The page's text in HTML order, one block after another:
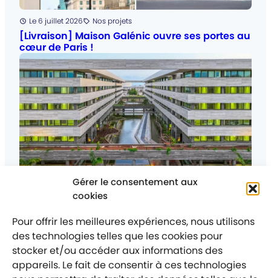
Gérer le consentement aux
cookies
Pour offrir les meilleures expériences, nous utilisons
des technologies telles que les cookies pour
stocker et/ou accéder aux informations des
appareils. Le fait de consentir à ces technologies
Posté
Le 6 juillet 2026Catégorie
:
Nos projets
[Livraison] Maison Galénic ouvre ses portes au
cœur de Paris !
Le 25 juin 2026Catégorie
Nos projets
elle change le visage du Bénin.